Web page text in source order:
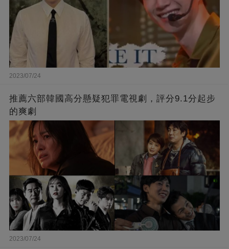
2023/07/24
推薦六部韓國高分懸疑犯罪電視劇，評分9.1分起步
的爽劇
2023/07/24